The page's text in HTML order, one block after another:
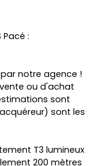
Pacé :
notre agence !
ou d'achat
sont
sont les
T3 lumineux
200 mètres